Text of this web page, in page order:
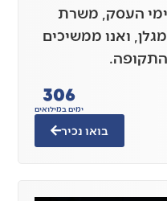
העסק, משרת
ואנו ממשיכים
התקופה.
ימים במילואים
306
בואו נכיר